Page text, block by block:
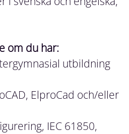
om du har:
utbildning
ElproCad och/eller
IEC 61850,